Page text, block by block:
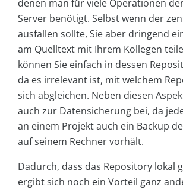
denen man für viele Operationen
Server benötigt. Selbst wenn der
ausfallen sollte, Sie aber dringend
am Quelltext mit Ihrem Kollegen
können Sie einfach in dessen
da es irrelevant ist, mit welchem
sich abgleichen. Neben diesen
auch zur Datensicherung bei, da
an einem Projekt auch ein Backup
auf seinem Rechner vorhält.
Dadurch, dass das Repository lokal
ergibt sich noch ein Vorteil ganz